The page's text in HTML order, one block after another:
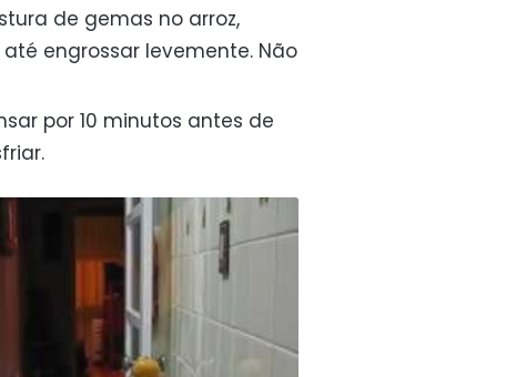
de gemas no arroz,
engrossar levemente. Não
por 10 minutos antes de